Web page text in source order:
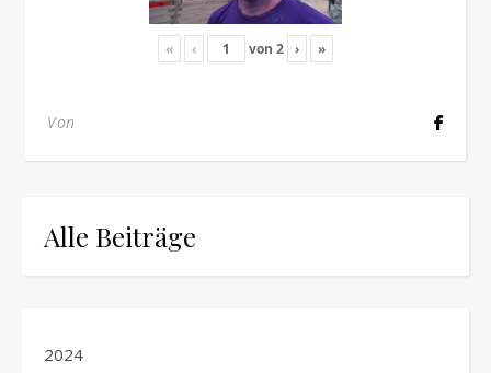
« ‹ von 2 › »
Von
Alle Beiträge
2024